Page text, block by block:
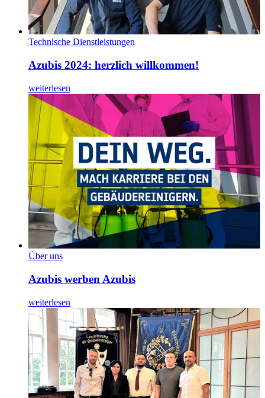
Technische Dienstleistungen
Azubis 2024: herzlich willkommen!
weiterlesen
Über uns
Azubis werben Azubis
weiterlesen